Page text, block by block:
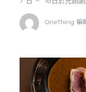
OneThing 編